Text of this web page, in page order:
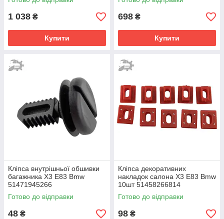
1 038 ₴
Купити
YDJ100000
698 ₴
Купити
Кліпса внутрішньої обшивки
багажника X3 E83 Bmw
51471945266
Готово до відправки
48 ₴
Кліпса декоративних
накладок салона X3 E83 Bmw
10шт 51458266814
Готово до відправки
98 ₴